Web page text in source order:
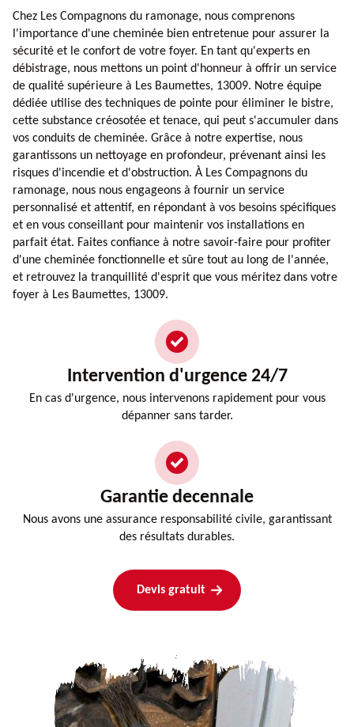
Chez Les Compagnons du ramonage, nous comprenons
l'importance d'une cheminée bien entretenue pour assurer la
sécurité et le confort de votre foyer. En tant qu'experts en
débistrage, nous mettons un point d'honneur à offrir un service
de qualité supérieure à Les Baumettes, 13009. Notre équipe
dédiée utilise des techniques de pointe pour éliminer le bistre,
cette substance créosotée et tenace, qui peut s'accumuler dans
vos conduits de cheminée. Grâce à notre expertise, nous
garantissons un nettoyage en profondeur, prévenant ainsi les
risques d'incendie et d'obstruction. À Les Compagnons du
ramonage, nous nous engageons à fournir un service
personnalisé et attentif, en répondant à vos besoins spécifiques
et en vous conseillant pour maintenir vos installations en
parfait état. Faites confiance à notre savoir-faire pour profiter
d'une cheminée fonctionnelle et sûre tout au long de l'année,
et retrouvez la tranquillité d'esprit que vous méritez dans votre
foyer à Les Baumettes, 13009.
Intervention d'urgence 24/7
En cas d'urgence, nous intervenons rapidement pour vous
dépanner sans tarder.
Garantie decennale
Nous avons une assurance responsabilité civile, garantissant
des résultats durables.
Devis gratuit